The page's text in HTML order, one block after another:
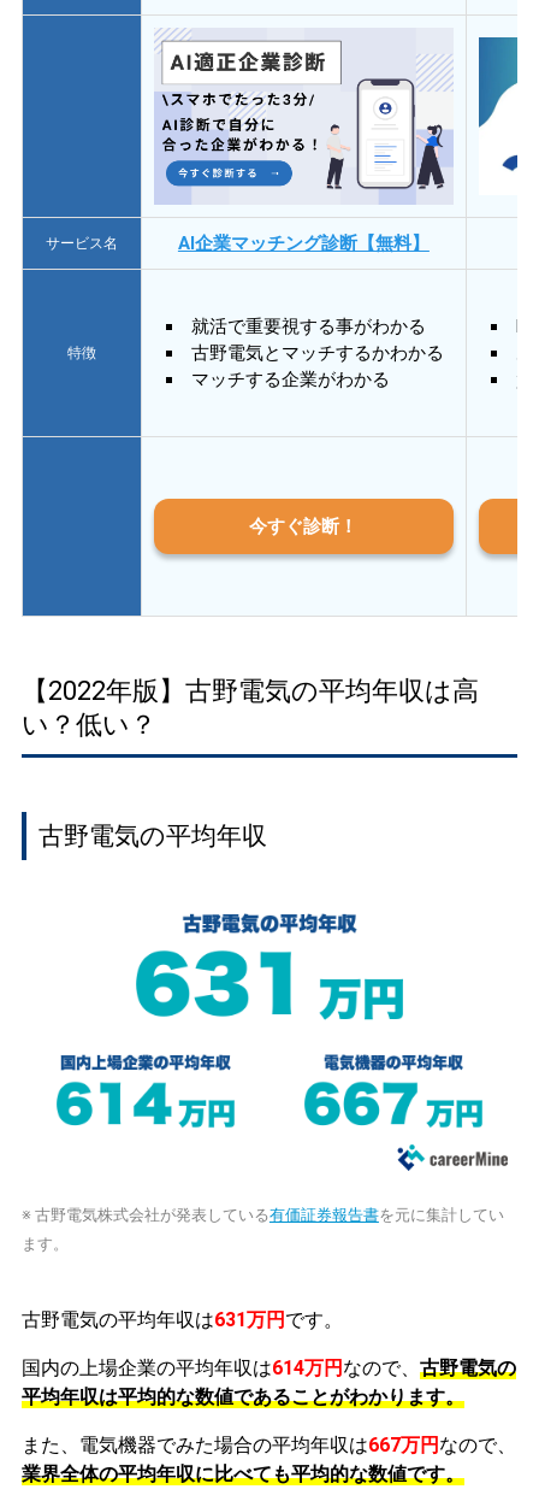
サービス名 AI企業マッチング診断【無料】
特徴
就活で重要視する事がわかる
古野電気とマッチするかわかる
マッチする企業がわかる
質
今すぐ診断！
【2022年版】古野電気の平均年収は高
い？低い？
古野電気の平均年収
※ 古野電気株式会社が発表している有価証券報告書を元に集計してい
ます。
古野電気の平均年収は631万円 です。
国内の上場企業の平均年収は614万円 なので、 古野電気の
平均年収は平均的な数値であることがわかります。
また、電気機器でみた場合の平均年収は667万円 なので、
業界全体の平均年収に比べても平均的な数値です。